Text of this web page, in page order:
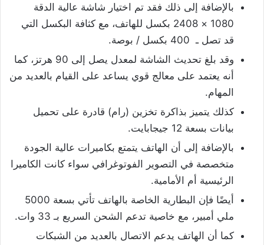
بالإضافة إلى ذلك فقد تم اختيار شاشة عالية الدقة
1080 × 2408 بكسل للهاتف، مع كثافة البكسل التي
قد تصل ـ 400 بكسل / بوصة.
وقد بلغ تحديث الشاشة لمعدل يصل إلى 90 هرتز، كما
أنه يعتمد على معالج قوي يساعد على القيام بالعديد من
المهام.
كذلك يتميز بذاكرة تخزين (رام) قادرة على تحميل
بيانات بسعة 12 جيجابايت.
بالإضافة إلى أن الهاتف يتمتع بكاميرات عالية الجودة
متخصصة في التصوير الفوتوغرافي سواء كانت الكاميرا
الرئيسية أم الأمامية.
أيضًا فإن البطارية الخاصة بالهاتف تأتي بسعة 5000
ملي أمبير، مع خاصية تدعم الشحن السريع بـ 33 وات.
كما أن الهاتف يدعم الاتصال بالعديد من الشبكات